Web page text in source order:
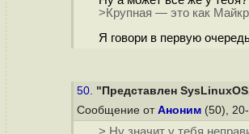
>Крупная — это как
Я говори в первую
50. "Представлен
Сообщение от Аноним (50),